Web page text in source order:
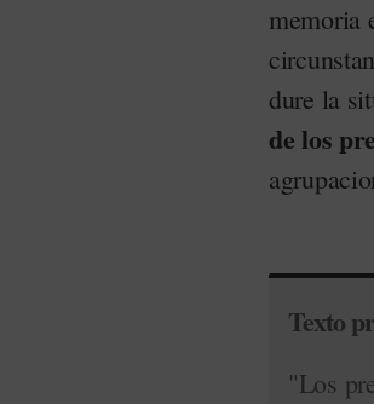
memoria
dure la
de los
Texto
"Los